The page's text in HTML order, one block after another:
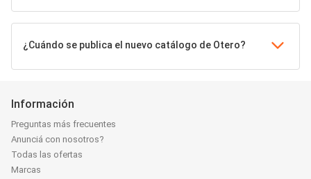
¿Cuándo se publica el nuevo catálogo de Otero?
Información
Preguntas más frecuentes
Anunciá con nosotros?
Todas las ofertas
Marcas